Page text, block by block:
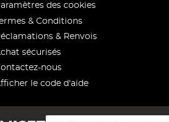
des cookies
& Conditions
& Renvois
sécurisés
nous
le code d'aide